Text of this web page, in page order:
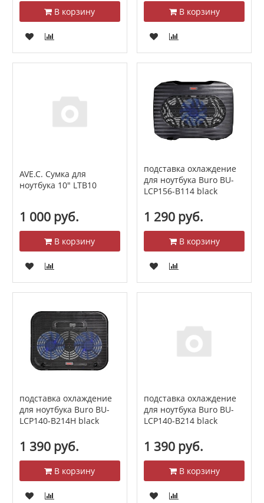
В корзину В корзину
AVE.C. Сумка для
ноутбука 10" LTB10
1 000 руб.
В корзину
подставка охлаждение
для ноутбука Buro BU-
LCP156-B114 black
1 290 руб.
В корзину
подставка охлаждение
для ноутбука Buro BU-
LCP140-B214H black
1 390 руб.
В корзину
подставка охлаждение
для ноутбука Buro BU-
LCP140-B214 black
1 390 руб.
В корзину